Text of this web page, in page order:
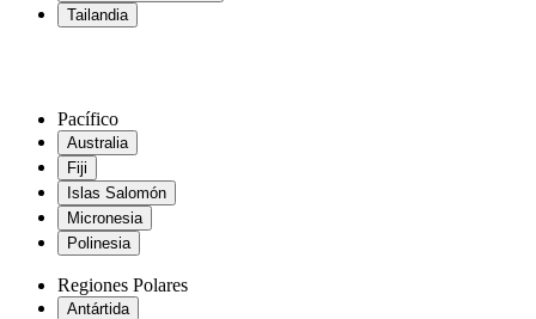
Tailandia
Pacífico
Australia
Fiji
Islas Salomón
Micronesia
Polinesia
Regiones Polares
Antártida